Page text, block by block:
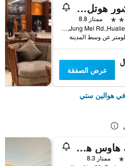
لاكشور هوتل هولين
ممتاز 8.8
No.142,Jung Mei Rd.,Hualien City, هوالين ستي, تايوان
عرض الصفقة
في هوالين ستي
جاك هاوس هوتل
ممتاز 8.3